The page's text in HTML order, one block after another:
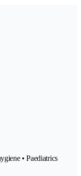
• Paediatrics